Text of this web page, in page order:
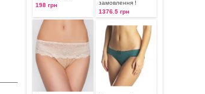
198 грн
замовлення !
1376.5 грн